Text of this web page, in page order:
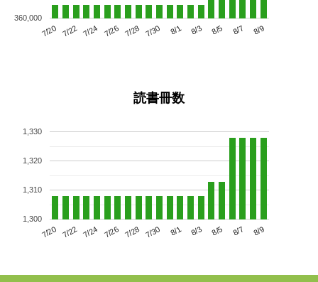
7/20 7/22 7/24 7/26 7/28 7/30 8/1 8/3 8/5 8/7 8/9
360,000
読書冊数
7/20 7/22 7/24 7/26 7/28 7/30 8/1 8/3 8/5 8/7 8/9
1,300
1,310
1,320
1,330